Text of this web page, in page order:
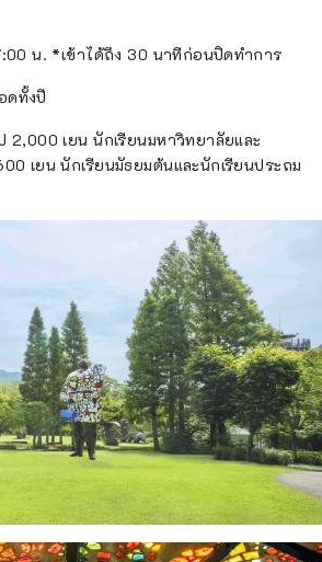
น. *เข้าได้ถึง 30 นาทีก่อนปิดทำการ
ดทั้งปี
2,000 เยน นักเรียนมหาวิทยาลัยและ
เยน นักเรียนมัธยมต้นและนักเรียนประถม